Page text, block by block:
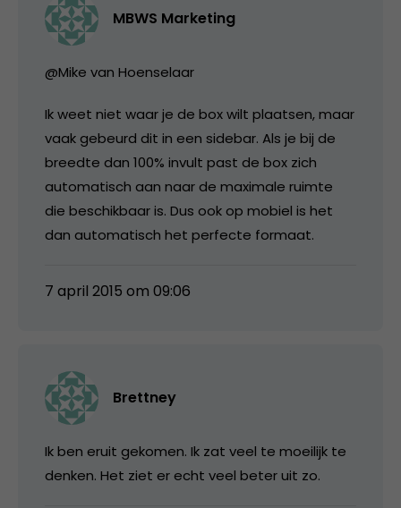
MBWS Marketing
@Mike van Hoenselaar
Ik weet niet waar je de box wilt plaatsen, maar
vaak gebeurd dit in een sidebar. Als je bij de
breedte dan 100% invult past de box zich
automatisch aan naar de maximale ruimte
die beschikbaar is. Dus ook op mobiel is het
dan automatisch het perfecte formaat.
7 april 2015 om 09:06
Brettney
Ik ben eruit gekomen. Ik zat veel te moeilijk te
denken. Het ziet er echt veel beter uit zo.